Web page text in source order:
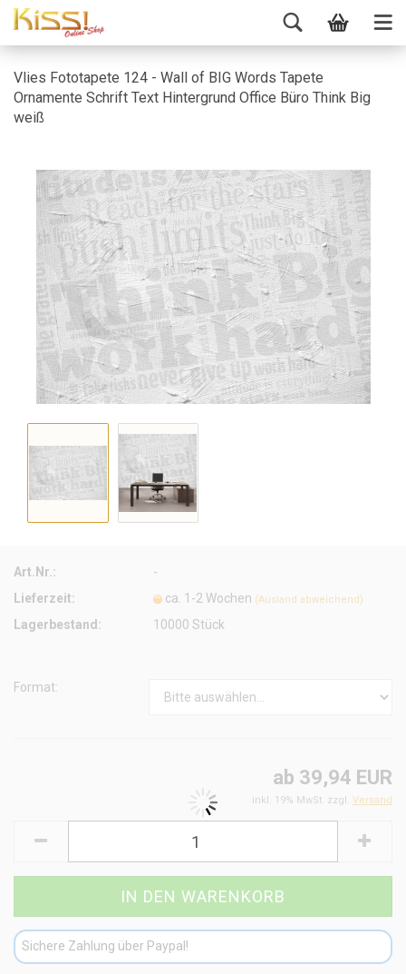
Vlies Fototapete 124 - Wall of BIG Words Tapete
Ornamente Schrift Text Hintergrund Office Büro Think Big
weiß
Art.Nr.:
-
Lieferzeit:
ca. 1-2 Wochen (Ausland abweichend)
Lagerbestand: 10000Stück
Format:
ab 39,94 EUR
inkl. 19% MwSt. zzgl. Versand
Sichere Zahlung über Paypal!